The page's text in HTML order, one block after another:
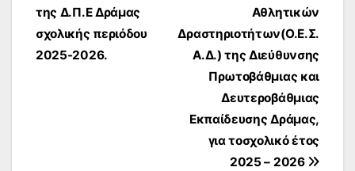
Αθλητικών
Δραστηριοτήτων(Ο.Ε.Σ.
Α.Δ.) της Διεύθυνσης
Πρωτοβάθμιας και
Δευτεροβάθμιας
Εκπαίδευσης Δράμας,
για τοσχολικό έτος
2025 – 2026
της Δ.Π.Ε Δράμας
σχολικής περιόδου
2025-2026.